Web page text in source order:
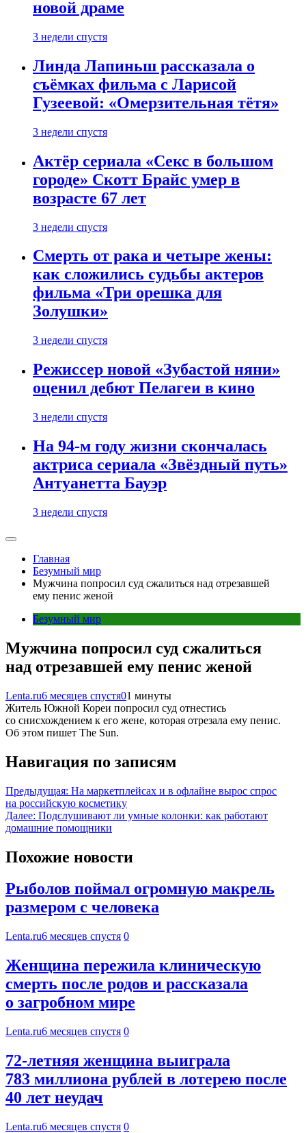
новой драме
3 недели спустя
Линда Лапиньш рассказала о
съёмках фильма с Ларисой
Гузеевой: «Омерзительная тётя»
3 недели спустя
Актёр сериала «Секс в большом
городе» Скотт Брайс умер в
возрасте 67 лет
3 недели спустя
Смерть от рака и четыре жены:
как сложились судьбы актеров
фильма «Три орешка для
Золушки»
3 недели спустя
Режиссер новой «Зубастой няни»
оценил дебют Пелагеи в кино
3 недели спустя
На 94-м году жизни скончалась
актриса сериала «Звёздный путь»
Антуанетта Бауэр
3 недели спустя
Главная
Безумный мир
Мужчина попросил суд сжалиться над отрезавшей
ему пенис женой
Безумный мир
Мужчина попросил суд сжалиться
над отрезавшей ему пенис женой
Lenta.ru6 месяцев спустя01 минуты
Житель Южной Кореи попросил суд отнестись
со снисхождением к его жене, которая отрезала ему пенис.
Об этом пишет The Sun.
Навигация по записям
Предыдущая: На маркетплейсах и в офлайне вырос спрос
на российскую косметику
Далее: Подслушивают ли умные колонки: как работают
домашние помощники
Похожие новости
Рыболов поймал огромную макрель
размером с человека
Lenta.ru6 месяцев спустя 0
Женщина пережила клиническую
смерть после родов и рассказала
о загробном мире
Lenta.ru6 месяцев спустя 0
72-летняя женщина выиграла
783 миллиона рублей в лотерею после
40 лет неудач
Lenta.ru6 месяцев спустя 0